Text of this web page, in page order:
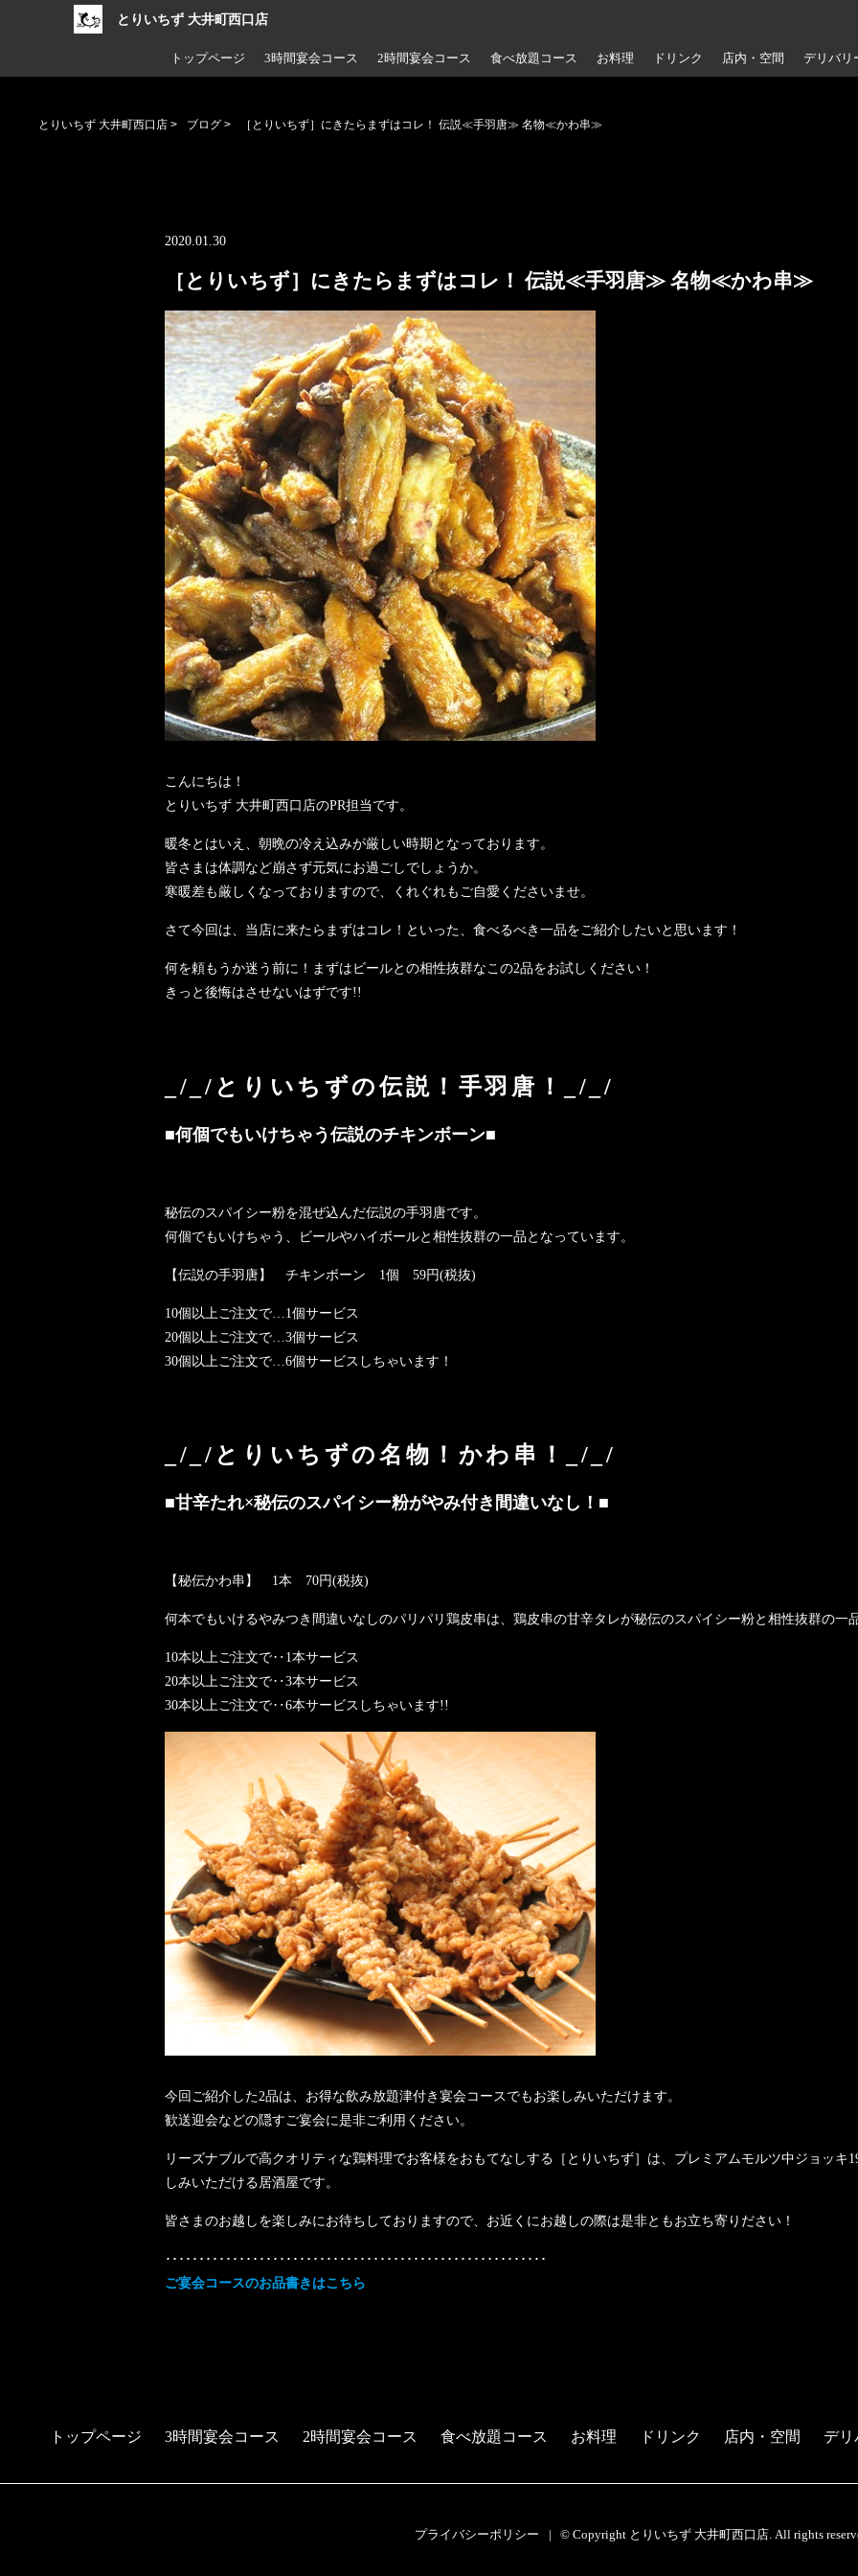
とりいちず 大井町西口店
トップページ 3時間宴会コース 2時間宴会コース 食べ放題コース お料理 ドリンク 店内・空間 デリバリ
とりいちず 大井町西口店 > ブログ > ［とりいちず］にきたらまずはコレ！ 伝説≪手羽唐≫ 名物≪かわ串≫
2020.01.30
［とりいちず］にきたらまずはコレ！ 伝説≪手羽唐≫ 名物≪かわ串≫
こんにちは！
とりいちず 大井町西口店のPR担当です。
暖冬とはいえ、朝晩の冷え込みが厳しい時期となっております。
皆さまは体調など崩さず元気にお過ごしでしょうか。
寒暖差も厳しくなっておりますので、くれぐれもご自愛くださいませ。
さて今回は、当店に来たらまずはコレ！といった、食べるべき一品をご紹介したいと思います！
何を頼もうか迷う前に！まずはビールとの相性抜群なこの2品をお試しください！
きっと後悔はさせないはずです!!
_/_/とりいちずの伝説！手羽唐！_/_/
■何個でもいけちゃう伝説のチキンボーン■
秘伝のスパイシー粉を混ぜ込んだ伝説の手羽唐です。
何個でもいけちゃう、ビールやハイボールと相性抜群の一品となっています。
【伝説の手羽唐】 チキンボーン 1個 59円(税抜)
10個以上ご注文で…1個サービス
20個以上ご注文で…3個サービス
30個以上ご注文で…6個サービスしちゃいます！
_/_/とりいちずの名物！かわ串！_/_/
■甘辛たれ×秘伝のスパイシー粉がやみ付き間違いなし！■
【秘伝かわ串】 1本 70円(税抜)
何本でもいけるやみつき間違いなしのパリパリ鶏皮串は、鶏皮串の甘辛タレが秘伝のスパイシー粉と相性抜群の一
10本以上ご注文で‥1本サービス
20本以上ご注文で‥3本サービス
30本以上ご注文で‥6本サービスしちゃいます!!
今回ご紹介した2品は、お得な飲み放題津付き宴会コースでもお楽しみいただけます。
歓送迎会などの隠すご宴会に是非ご利用ください。
リーズナブルで高クオリティな鶏料理でお客様をおもてなしする［とりいちず］は、プレミアムモルツ中ジョッキ
しみいただける居酒屋です。
皆さまのお越しを楽しみにお待ちしておりますので、お近くにお越しの際は是非ともお立ち寄りださい！
･････････････････････････････････････････････････････････
ご宴会コースのお品書きはこちら
トップページ 3時間宴会コース 2時間宴会コース 食べ放題コース お料理 ドリンク 店内・空間 デリ
プライバシーポリシー © Copyright とりいちず 大井町西口店. All rights